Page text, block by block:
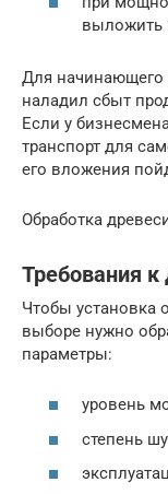
выложить
Для начинающего
наладил сбыт
Если у
транспорт для
его вложения
Обработка
Требования
Чтобы установка
выборе нужно
параметры:
уровень
степень